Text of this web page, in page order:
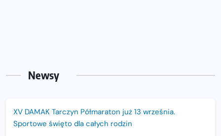
Newsy
XV DAMAK Tarczyn Półmaraton już 13 września.
Sportowe święto dla całych rodzin